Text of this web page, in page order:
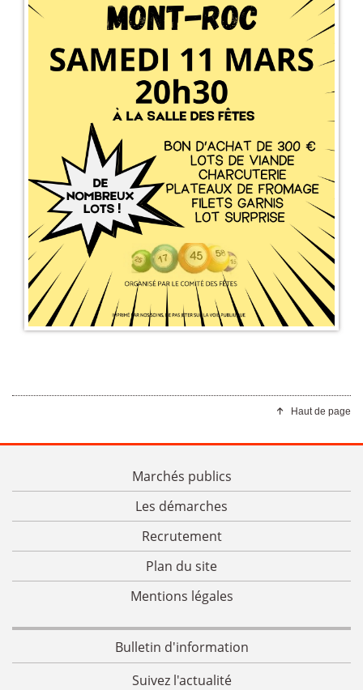
Haut de page
Marchés publics
Les démarches
Recrutement
Plan du site
Mentions légales
Bulletin d'information
Suivez l'actualité